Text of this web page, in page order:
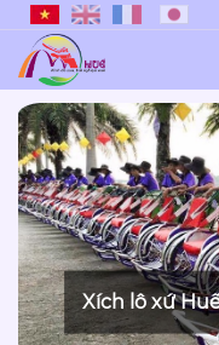
Xích lô xứ